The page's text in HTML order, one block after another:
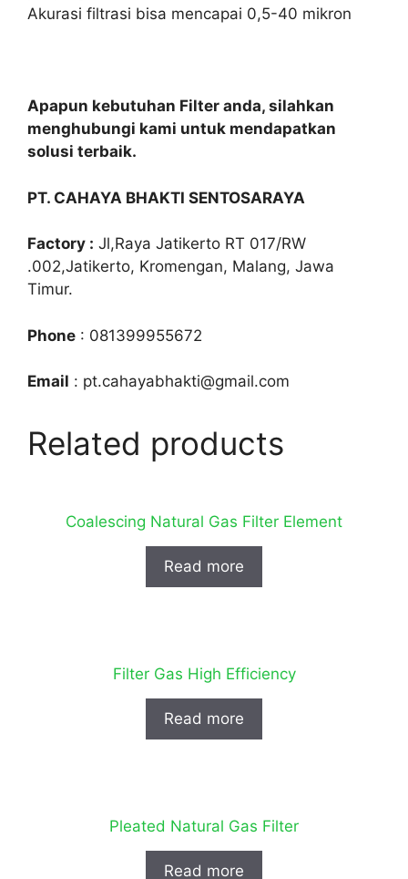
Akurasi filtrasi bisa mencapai 0,5-40 mikron
Apapun kebutuhan Filter anda, silahkan
menghubungi kami untuk mendapatkan
solusi terbaik.
PT. CAHAYA BHAKTI SENTOSARAYA
Factory : Jl,Raya Jatikerto RT 017/RW
.002,Jatikerto, Kromengan, Malang, Jawa
Timur.
Phone : 081399955672
Email : pt.cahayabhakti@gmail.com
Related products
Coalescing Natural Gas Filter Element
Read more
Filter Gas High Efficiency
Read more
Pleated Natural Gas Filter
Read more